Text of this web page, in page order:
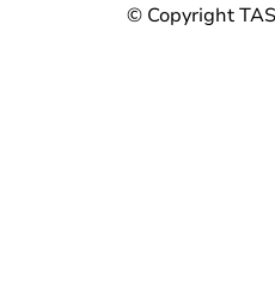
© Copyright